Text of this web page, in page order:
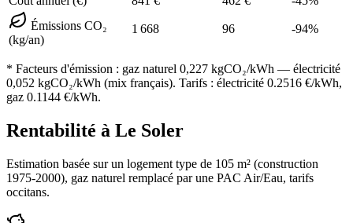
Émissions CO₂
(kg/an)
1 668 96 -94%
* Facteurs d'émission : gaz naturel 0,227 kgCO₂/kWh — électricité
0,052 kgCO₂/kWh (mix français). Tarifs : électricité 0.2516 €/kWh,
gaz 0.1144 €/kWh.
Rentabilité à Le Soler
Estimation basée sur un logement type de 105 m² (construction
1975-2000), gaz naturel remplacé par une PAC Air/Eau, tarifs
occitans.